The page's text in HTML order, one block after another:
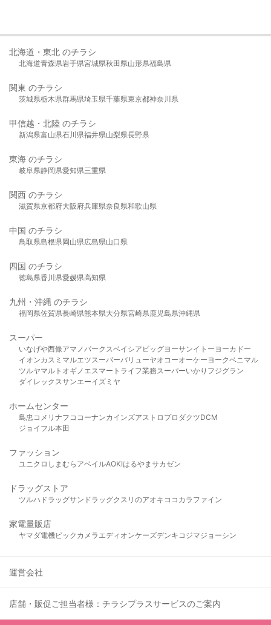
北海道・東北 のチラシ
北海道青森県岩手県宮城県秋田県山形県福島県
関東 のチラシ
茨城県栃木県群馬県埼玉県千葉県東京都神奈川県
甲信越・北陸 のチラシ
新潟県富山県石川県福井県山梨県長野県
東海 のチラシ
岐阜県静岡県愛知県三重県
関西 のチラシ
滋賀県京都府大阪府兵庫県奈良県和歌山県
中国 のチラシ
鳥取県島根県岡山県広島県山口県
四国 のチラシ
徳島県香川県愛媛県高知県
九州・沖縄 のチラシ
福岡県佐賀県長崎県熊本県大分県宮崎県鹿児島県沖縄県
スーパー
いなげや西條アマノパークスベイシア ビッグヨーサンイトーヨーカドー
イオンカスミ マルエツスーパーバリューヤオコーオーケー ヨークベニマル
ツルヤマルト オギノ エスマート ライフ業務スーパーいかり フジグラン
ダイレックスサンエーイズミヤ
ホームセンター
島忠 コメリ ナフコ コーナンカインズアストロプロダクツDCM
ジョイフル本田
ファッション
ユニクロ しまむら アベイルAOKIはるやま サカゼン
ドラッグストア
ツルハドラッグサンドラッグクスリのアオキ ココカラファイン
家電量販店
ヤマダ電機ビックカメラ エディオンケーズデンキ コジマジョーシン
運営会社
店舗・販促ご担当者様：チラシプラスサービスのご案内